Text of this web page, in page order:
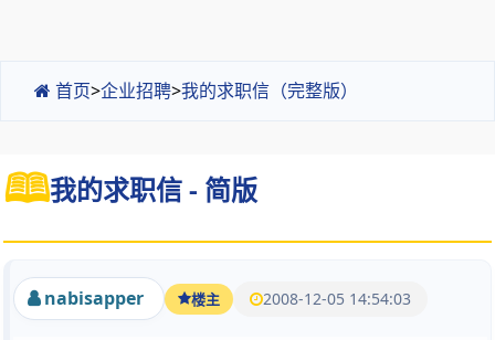
首页>企业招聘>我的求职信（完整版）
我的求职信 - 简版
nabisapper 楼主 2008-12-05 14:54:03